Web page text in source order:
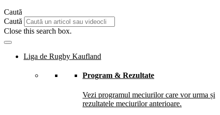
Caută
Caută
Close this search box.
Liga de Rugby Kaufland
Program & Rezultate
Vezi programul meciurilor care vor urma și
rezultatele meciurilor anterioare.